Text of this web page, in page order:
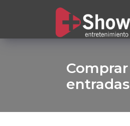
Comprar
entradas